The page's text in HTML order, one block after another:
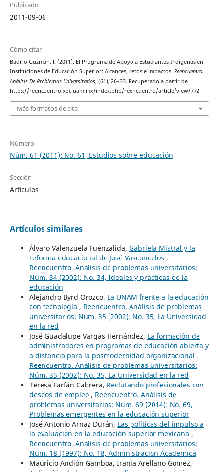
Publicado
2011-09-06
Cómo citar
Badillo Guzmán, J. (2011). El Programa de Apoyo a Estudiantes Indígenas en
Instituciones de Educación Superior: Alcances, retos e impactos. Reencuentro.
Análisis De Problemas Universitarios, (61), 26–33. Recuperado a partir de
https://reencuentro.xoc.uam.mx/index.php/reencuentro/article/view/772
Más formatos de cita
Número
Núm. 61 (2011): No. 61, Estudios sobre educación
Sección
Artículos
Artículos similares
Álvaro Valenzuela Fuenzalida, Gabriela Mistral y la
reforma educacional de José Vasconcelos ,
Reencuentro. Análisis de problemas universitarios:
Núm. 34 (2002): No. 34, Ideales y prácticas de la
educación
Alejandro Byrd Orozco, La UNAM frente a la educación
con tecnología , Reencuentro. Análisis de problemas
universitarios: Núm. 35 (2002): No. 35, La Universidad
en la red
José Guadalupe Vargas Hernández, La formación de
administradores en programas de educación abierta y
a distancia para la posmodernidad organizacional ,
Reencuentro. Análisis de problemas universitarios:
Núm. 35 (2002): No. 35, La Universidad en la red
Teresa Farfán Cabrera, Reclutando profesionales con
deseos de empleo , Reencuentro. Análisis de
problemas universitarios: Núm. 69 (2014): No. 69,
Problemas emergentes en la educación superior
José Antonio Arnaz Durán, Las políticas del impulso a
la evaluación en la educación superior mexicana ,
Reencuentro. Análisis de problemas universitarios:
Núm. 18 (1997): No. 18, Administración Académica
Mauricio Andión Gamboa, Irania Arellano Gómez,